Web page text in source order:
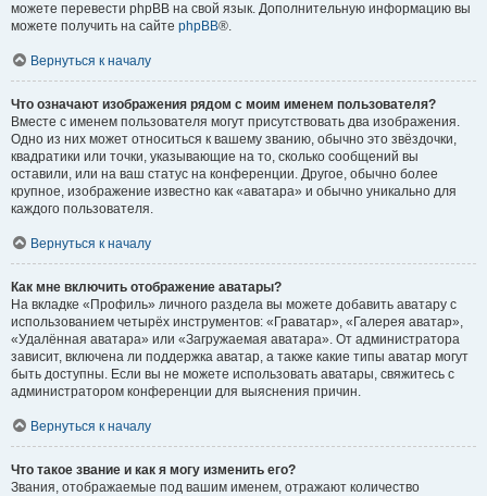
можете перевести phpBB на свой язык. Дополнительную информацию вы
можете получить на сайте phpBB®.
Вернуться к началу
Что означают изображения рядом с моим именем пользователя?
Вместе с именем пользователя могут присутствовать два изображения.
Одно из них может относиться к вашему званию, обычно это звёздочки,
квадратики или точки, указывающие на то, сколько сообщений вы
оставили, или на ваш статус на конференции. Другое, обычно более
крупное, изображение известно как «аватара» и обычно уникально для
каждого пользователя.
Вернуться к началу
Как мне включить отображение аватары?
На вкладке «Профиль» личного раздела вы можете добавить аватару с
использованием четырёх инструментов: «Граватар», «Галерея аватар»,
«Удалённая аватара» или «Загружаемая аватара». От администратора
зависит, включена ли поддержка аватар, а также какие типы аватар могут
быть доступны. Если вы не можете использовать аватары, свяжитесь с
администратором конференции для выяснения причин.
Вернуться к началу
Что такое звание и как я могу изменить его?
Звания, отображаемые под вашим именем, отражают количество